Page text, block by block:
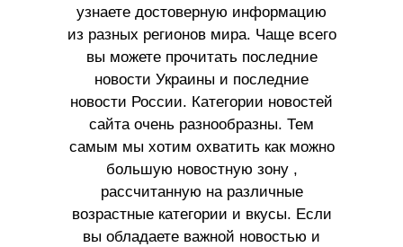
узнаете достоверную информацию
из разных регионов мира. Чаще всего
вы можете прочитать последние
новости Украины и последние
новости России. Категории новостей
сайта очень разнообразны. Тем
самым мы хотим охватить как можно
большую новостную зону ,
рассчитанную на различные
возрастные категории и вкусы. Если
вы обладаете важной новостью и